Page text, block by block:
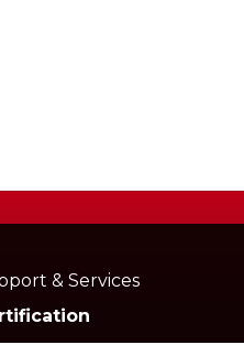
& Services